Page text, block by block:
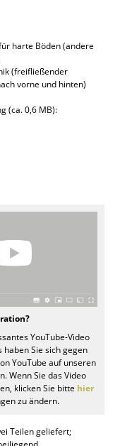
harte Böden (andere
(freifließender
vorne und hinten)
(ca. 0,6 MB):
YouTube-Video
Sie sich gegen
YouTube auf unseren
Wenn Sie das Video
klicken Sie bitte hier
zu ändern.
Teilen geliefert;